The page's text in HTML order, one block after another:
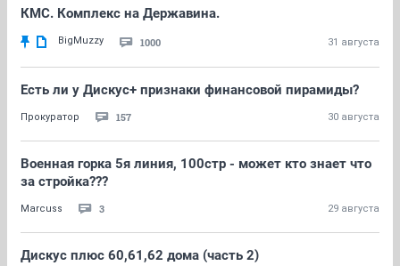
КМС. Комплекс на Державина.
BigMuzzy 1000 31 августа
Есть ли у Дискус+ признаки финансовой пирамиды?
Прокуратор 157 30 августа
Военная горка 5я линия, 100стр - может кто знает что
за стройка???
Marcuss 3 29 августа
Дискус плюс 60,61,62 дома (часть 2)